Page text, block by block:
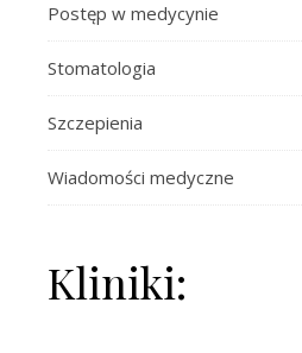
Postęp w medycynie
Stomatologia
Szczepienia
Wiadomości medyczne
Kliniki: